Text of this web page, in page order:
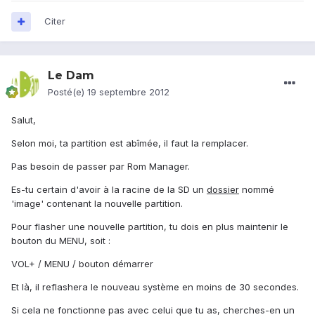
Citer
Le Dam
Posté(e) 19 septembre 2012
Salut,
Selon moi, ta partition est abîmée, il faut la remplacer.
Pas besoin de passer par Rom Manager.
Es-tu certain d'avoir à la racine de la SD un dossier nommé
'image' contenant la nouvelle partition.
Pour flasher une nouvelle partition, tu dois en plus maintenir le
bouton du MENU, soit :
VOL+ / MENU / bouton démarrer
Et là, il reflashera le nouveau système en moins de 30 secondes.
Si cela ne fonctionne pas avec celui que tu as, cherches-en un